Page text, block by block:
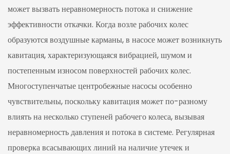
может вызвать неравномерность потока и снижение
эффективности откачки. Когда возле рабочих колес
образуются воздушные карманы, в насосе может возникнуть
кавитация, характеризующаяся вибрацией, шумом и
постепенным износом поверхностей рабочих колес.
Многоступенчатые центробежные насосы особенно
чувствительны, поскольку кавитация может по-разному
влиять на несколько ступеней рабочего колеса, вызывая
неравномерность давления и потока в системе. Регулярная
проверка всасывающих линий на наличие утечек и